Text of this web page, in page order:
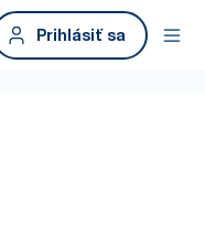
Prihlásiť sa